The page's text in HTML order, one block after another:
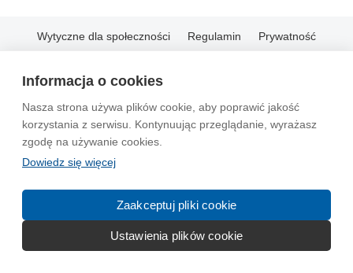
Informacja o cookies
Nasza strona używa plików cookie, aby poprawić jakość
korzystania z serwisu. Kontynuując przeglądanie, wyrażasz
zgodę na używanie cookies.
Dowiedz się więcej
Zaakceptuj pliki cookie
Ustawienia plików cookie
Wytyczne dla społeczności Regulamin Prywatność
© 2004-2026 Emito.net